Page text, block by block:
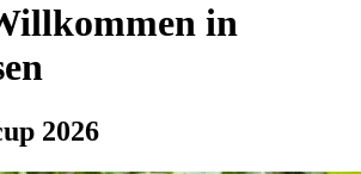
in
2026